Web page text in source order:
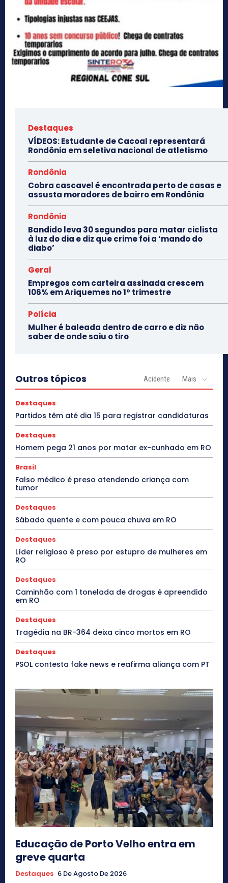
Destaques
VÍDEOS: Estudante de Cacoal representará
Rondônia em seletiva nacional de atletismo
Rondônia
Cobra cascavel é encontrada perto de casas e
assusta moradores de bairro em Rondônia
Rondônia
Bandido leva 30 segundos para matar ciclista
à luz do dia e diz que crime foi a ‘mando do
diabo’
Geral
Empregos com carteira assinada crescem
106% em Ariquemes no 1º trimestre
Polícia
Mulher é baleada dentro de carro e diz não
saber de onde saiu o tiro
Outros tópicos Acidente Mais
Destaques
Partidos têm até dia 15 para registrar candidaturas
Destaques
Homem pega 21 anos por matar ex-cunhado em RO
Brasil
Falso médico é preso atendendo criança com
tumor
Destaques
Sábado quente e com pouca chuva em RO
Destaques
Líder religioso é preso por estupro de mulheres em
RO
Destaques
Caminhão com 1 tonelada de drogas é apreendido
em RO
Destaques
Tragédia na BR-364 deixa cinco mortos em RO
Destaques
PSOL contesta fake news e reafirma aliança com PT
Educação de Porto Velho entra em
greve quarta
Destaques 6 De Agosto De 2026